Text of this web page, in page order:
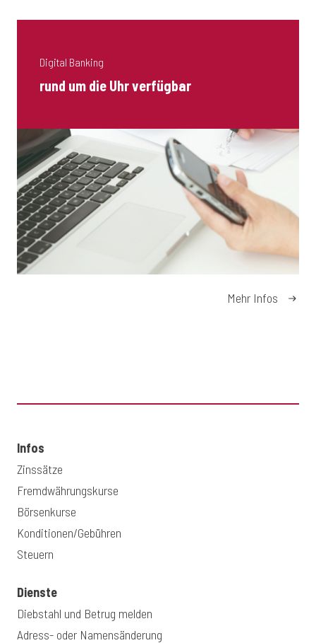
Digital Banking
rund um die Uhr verfügbar
Mehr Infos
Infos
Zinssätze
Fremdwährungskurse
Börsenkurse
Konditionen/Gebühren
Steuern
Dienste
Diebstahl und Betrug melden
Adress- oder Namensänderung